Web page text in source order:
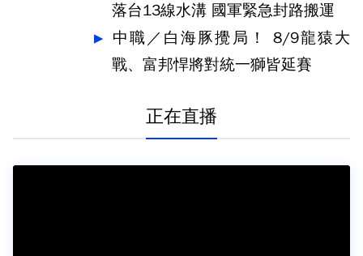
落台13線水溝 國軍緊急封路搬運
中職／白海豚攪局！ 8/9龍猿大
戰、富邦悍將對統一獅皆延賽
正在直播